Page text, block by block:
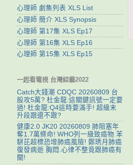
心理師 劇集列表 XLS List
心理師 簡介 XLS Synopsis
心理師 第17集 XLS Ep17
心理師 第16集 XLS Ep16
心理師 第15集 XLS Ep15
一起看電視 台灣綜藝2022
Catch大錢潮 CDQC 20260809 台
股攻5萬? 杜金龍:這關鍵訊號一定要
過! 杜金龍:Q4這時要滿手! 超級末
升段跟還不跟?
健康2.0 JK20 20260809 肺阻塞年
奪1.7萬條命! WHO列一級致癌物 苯
駢芘超標恐增肺癌風險! 鄭琇月肺癌
復發病逝 胸悶.心律不整竟跟肺癌有
關!